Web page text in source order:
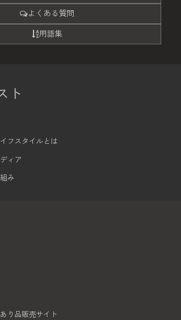
よくある質問
用語集
ト
フスタイルとは
ィア
み
り品販売サイト